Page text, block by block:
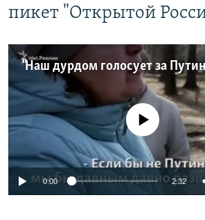
пикет "Открытой
No media source currently
0:00 2:32